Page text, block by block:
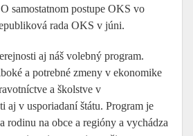
samostatnom postupe OKS vo
rada OKS v júni.
aj náš volebný program.
a potrebné zmeny v ekonomike
a školstve v
aj v usporiadaní štátu. Program je
rodinu na obce a regióny a vychádza